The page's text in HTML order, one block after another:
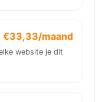
€33,33/maand
website je dit